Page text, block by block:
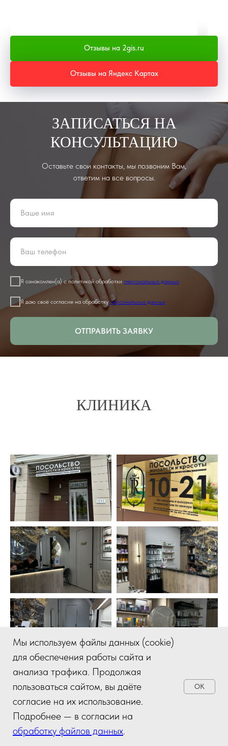
Отзывы на 2gis.ru
Отзывы на Яндекс Картах
ЗАПИСАТЬСЯ НА
КОНСУЛЬТАЦИЮ
Оставьте свои контакты, мы позвоним Вам,
ответим на все вопросы.
Я ознакомлен(а) с политикой обработки персональных данных
Я даю своё согласие на обработкуперсональных данных
ОТПРАВИТЬ ЗАЯВКУ
КЛИНИКА
Мы используем файлы данных (cookie)
для обеспечения работы сайта и
анализа трафика. Продолжая
пользоваться сайтом, вы даёте
согласие на их использование.
Подробнее — в согласии на
обработку файлов данных.
OK